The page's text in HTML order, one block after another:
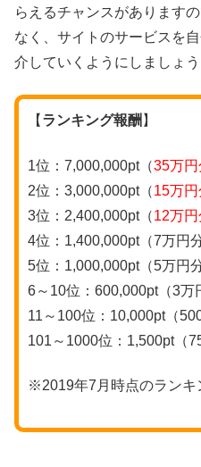
らえるチャンスがあります
なく、サイトのサービスを
介していくようにしましょう
【 ランキング報酬 】
1位：7,000,000pt（35万円
2位：3,000,000pt（15万円
3位：2,400,000pt（12万円
4位：1,400,000pt（7万円分
5位：1,000,000pt（5万円分
6～10位：600,000pt（3万
11～100位：10,000pt（500
101～1000位：1,500pt（
※2019年7月時点のランキ